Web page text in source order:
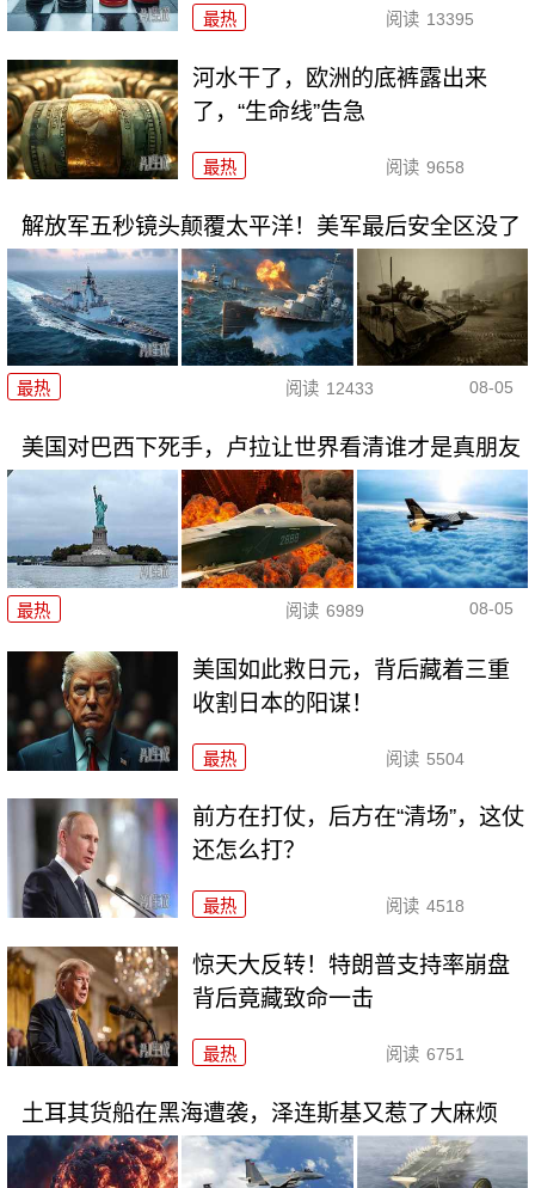
最热 阅读 13395
河水干了，欧洲的底裤露出来
了，“生命线”告急
最热 阅读 9658
解放军五秒镜头颠覆太平洋！美军最后安全区没了
最热 阅读 12433 08-05
美国对巴西下死手，卢拉让世界看清谁才是真朋友
最热 阅读 6989 08-05
美国如此救日元，背后藏着三重
收割日本的阳谋！
最热 阅读 5504
前方在打仗，后方在“清场”，这仗
还怎么打？
最热 阅读 4518
惊天大反转！特朗普支持率崩盘
背后竟藏致命一击
最热 阅读 6751
土耳其货船在黑海遭袭，泽连斯基又惹了大麻烦